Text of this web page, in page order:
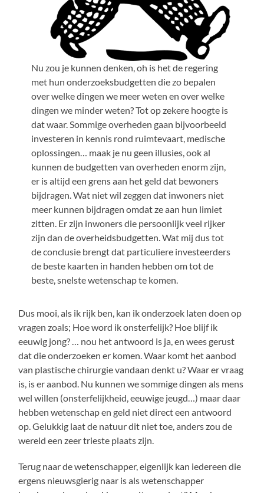
Nu zou je kunnen denken, oh is het de regering
met hun onderzoeksbudgetten die zo bepalen
over welke dingen we meer weten en over welke
dingen we minder weten? Tot op zekere hoogte is
dat waar. Sommige overheden gaan bijvoorbeeld
investeren in kennis rond ruimtevaart, medische
oplossingen… maak je nu geen illusies, ook al
kunnen de budgetten van overheden enorm zijn,
er is altijd een grens aan het geld dat bewoners
bijdragen. Wat niet wil zeggen dat inwoners niet
meer kunnen bijdragen omdat ze aan hun limiet
zitten. Er zijn inwoners die persoonlijk veel rijker
zijn dan de overheidsbudgetten. Wat mij dus tot
de conclusie brengt dat particuliere investeerders
de beste kaarten in handen hebben om tot de
beste, snelste wetenschap te komen.
Dus mooi, als ik rijk ben, kan ik onderzoek laten doen op
vragen zoals; Hoe word ik onsterfelijk? Hoe blijf ik
eeuwig jong? … nou het antwoord is ja, en wees gerust
dat die onderzoeken er komen. Waar komt het aanbod
van plastische chirurgie vandaan denkt u? Waar er vraag
is, is er aanbod. Nu kunnen we sommige dingen als mens
wel willen (onsterfelijkheid, eeuwige jeugd…) maar daar
hebben wetenschap en geld niet direct een antwoord
op. Gelukkig laat de natuur dit niet toe, anders zou de
wereld een zeer trieste plaats zijn.
Terug naar de wetenschapper, eigenlijk kan iedereen die
ergens nieuwsgierig naar is als wetenschapper